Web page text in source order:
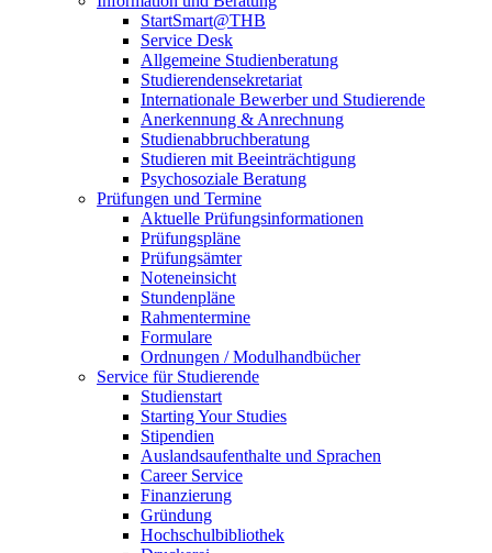
StartSmart@THB
Service Desk
Allgemeine Studienberatung
Studierendensekretariat
Internationale Bewerber und Studierende
Anerkennung & Anrechnung
Studienabbruchberatung
Studieren mit Beeinträchtigung
Psychosoziale Beratung
Prüfungen und Termine
Aktuelle Prüfungsinformationen
Prüfungspläne
Prüfungsämter
Noteneinsicht
Stundenpläne
Rahmentermine
Formulare
Ordnungen / Modulhandbücher
Service für Studierende
Studienstart
Starting Your Studies
Stipendien
Auslandsaufenthalte und Sprachen
Career Service
Finanzierung
Gründung
Hochschulbibliothek